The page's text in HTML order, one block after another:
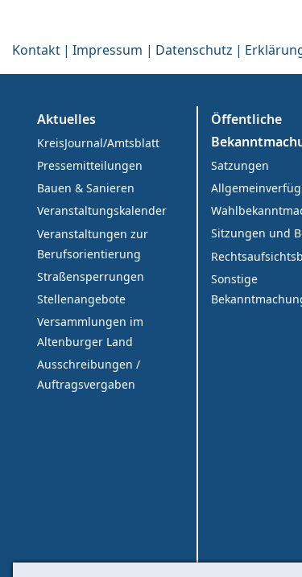
Kontakt Impressum Datenschutz
Aktuelles
KreisJournal/Amtsblatt
Pressemitteilungen
Bauen & Sanieren
Veranstaltungskalender
Veranstaltungen zur
Berufsorientierung
Straßensperrungen
Stellenangebote
Versammlungen im
Altenburger Land
Ausschreibungen /
Auftragsvergaben
Öffentliche
Satzungen
Sitzungen und
Sonstige